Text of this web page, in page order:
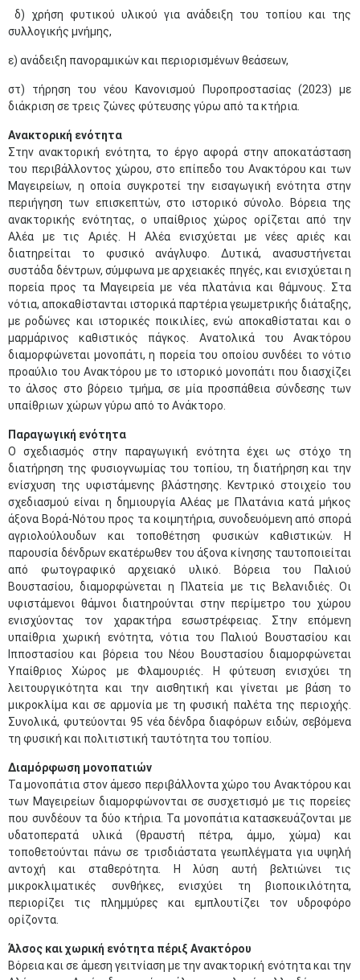
δ) χρήση φυτικού υλικού για ανάδειξη του τοπίου και της
συλλογικής μνήμης,
ε) ανάδειξη πανοραμικών και περιορισμένων θεάσεων,
στ) τήρηση του νέου Κανονισμού Πυροπροστασίας (2023) με
διάκριση σε τρεις ζώνες φύτευσης γύρω από τα κτήρια.
Ανακτορική ενότητα
Στην ανακτορική ενότητα, το έργο αφορά στην αποκατάσταση
του περιβάλλοντος χώρου, στο επίπεδο του Ανακτόρου και των
Μαγειρείων, η οποία συγκροτεί την εισαγωγική ενότητα στην
περιήγηση των επισκεπτών, στο ιστορικό σύνολο. Βόρεια της
ανακτορικής ενότητας, ο υπαίθριος χώρος ορίζεται από την
Αλέα με τις Αριές. Η Αλέα ενισχύεται με νέες αριές και
διατηρείται το φυσικό ανάγλυφο. Δυτικά, ανασυστήνεται
συστάδα δέντρων, σύμφωνα με αρχειακές πηγές, και ενισχύεται η
πορεία προς τα Μαγειρεία με νέα πλατάνια και θάμνους. Στα
νότια, αποκαθίστανται ιστορικά παρτέρια γεωμετρικής διάταξης,
με ροδώνες και ιστορικές ποικιλίες, ενώ αποκαθίσταται και ο
μαρμάρινος καθιστικός πάγκος. Ανατολικά του Ανακτόρου
διαμορφώνεται μονοπάτι, η πορεία του οποίου συνδέει το νότιο
προαύλιο του Ανακτόρου με το ιστορικό μονοπάτι που διασχίζει
το άλσος στο βόρειο τμήμα, σε μία προσπάθεια σύνδεσης των
υπαίθριων χώρων γύρω από το Ανάκτορο.
Παραγωγική ενότητα
Ο σχεδιασμός στην παραγωγική ενότητα έχει ως στόχο τη
διατήρηση της φυσιογνωμίας του τοπίου, τη διατήρηση και την
ενίσχυση της υφιστάμενης βλάστησης. Κεντρικό στοιχείο του
σχεδιασμού είναι η δημιουργία Αλέας με Πλατάνια κατά μήκος
άξονα Βορά-Νότου προς τα κοιμητήρια, συνοδευόμενη από σπορά
αγριολούλουδων και τοποθέτηση φυσικών καθιστικών. Η
παρουσία δένδρων εκατέρωθεν του άξονα κίνησης ταυτοποιείται
από φωτογραφικό αρχειακό υλικό. Βόρεια του Παλιού
Βουστασίου, διαμορφώνεται η Πλατεία με τις Βελανιδιές. Οι
υφιστάμενοι θάμνοι διατηρούνται στην περίμετρο του χώρου
ενισχύοντας τον χαρακτήρα εσωστρέφειας. Στην επόμενη
υπαίθρια χωρική ενότητα, νότια του Παλιού Βουστασίου και
Ιπποστασίου και βόρεια του Νέου Βουστασίου διαμορφώνεται
Υπαίθριος Χώρος με Φλαμουριές. Η φύτευση ενισχύει τη
λειτουργικότητα και την αισθητική και γίνεται με βάση το
μικροκλίμα και σε αρμονία με τη φυσική παλέτα της περιοχής.
Συνολικά, φυτεύονται 95 νέα δένδρα διαφόρων ειδών, σεβόμενα
τη φυσική και πολιτιστική ταυτότητα του τοπίου.
Διαμόρφωση μονοπατιών
Τα μονοπάτια στον άμεσο περιβάλλοντα χώρο του Ανακτόρου και
των Μαγειρείων διαμορφώνονται σε συσχετισμό με τις πορείες
που συνδέουν τα δύο κτήρια. Τα μονοπάτια κατασκευάζονται με
υδατοπερατά υλικά (θραυστή πέτρα, άμμο, χώμα) και
τοποθετούνται πάνω σε τρισδιάστατα γεωπλέγματα για υψηλή
αντοχή και σταθερότητα. Η λύση αυτή βελτιώνει τις
μικροκλιματικές συνθήκες, ενισχύει τη βιοποικιλότητα,
περιορίζει τις πλημμύρες και εμπλουτίζει τον υδροφόρο
ορίζοντα.
Άλσος και χωρική ενότητα πέριξ Ανακτόρου
Βόρεια και σε άμεση γειτνίαση με την ανακτορική ενότητα και την